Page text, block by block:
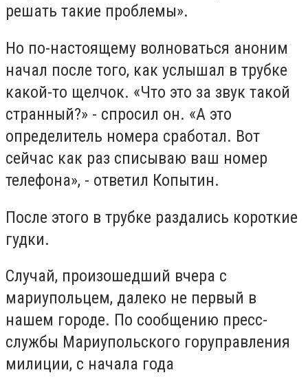
решать такие проблемы».
Но по-настоящему волноваться аноним
начал после того, как услышал в трубке
какой-то щелчок. «Что это за звук такой
странный?» - спросил он. «А это
определитель номера сработал. Вот
сейчас как раз списываю ваш номер
телефона», - ответил Копытин.
После этого в трубке раздались короткие
гудки.
Случай, произошедший вчера с
мариупольцем, далеко не первый в
нашем городе. По сообщению пресс-
службы Мариупольского горуправления
милиции, с начала года